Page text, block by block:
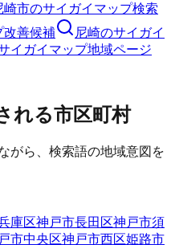
崎市のサイガイマップ検索
改善候補
尼崎のサイガイ
イガイマップ地域ページ
れる市区町村
がら、検索語の地域意図を
庫区神戸市長田区神戸市須
市中央区神戸市西区姫路市